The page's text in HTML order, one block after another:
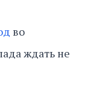
во
ждать не